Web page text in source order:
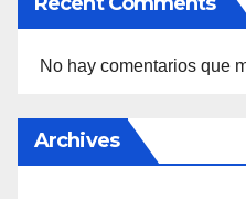
No hay comentarios que
Archives